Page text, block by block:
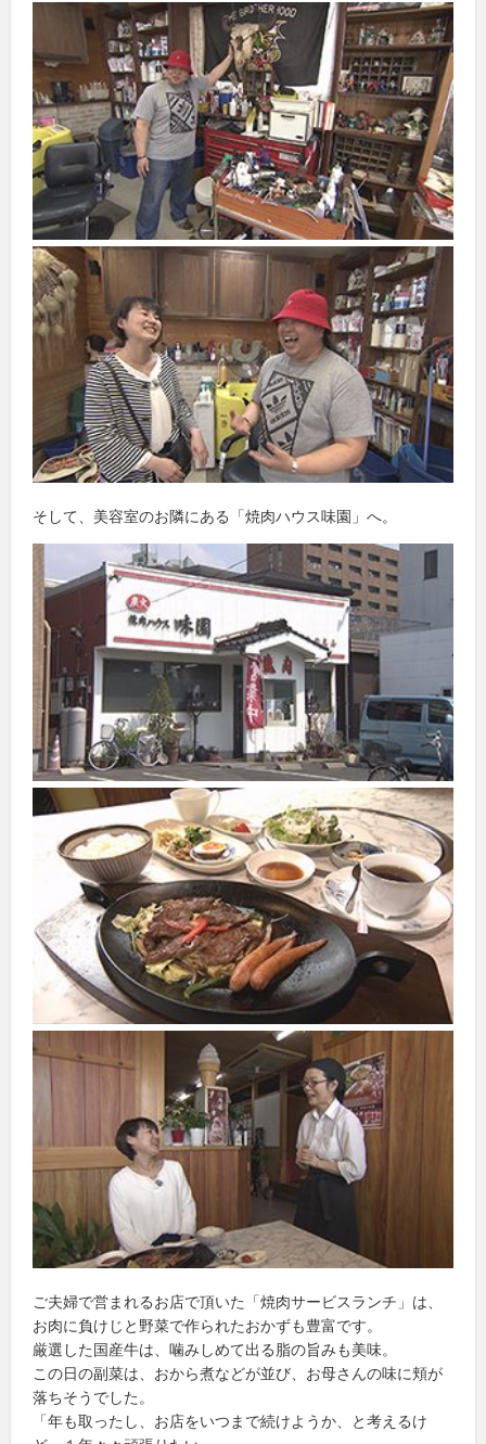
そして、美容室のお隣にある「焼肉ハウス味園」へ。
ご夫婦で営まれるお店で頂いた「焼肉サービスランチ」は、
お肉に負けじと野菜で作られたおかずも豊富です。
厳選した国産牛は、噛みしめて出る脂の旨みも美味。
この日の副菜は、おから煮などが並び、お母さんの味に頬が
落ちそうでした。
「年も取ったし、お店をいつまで続けようか、と考えるけ